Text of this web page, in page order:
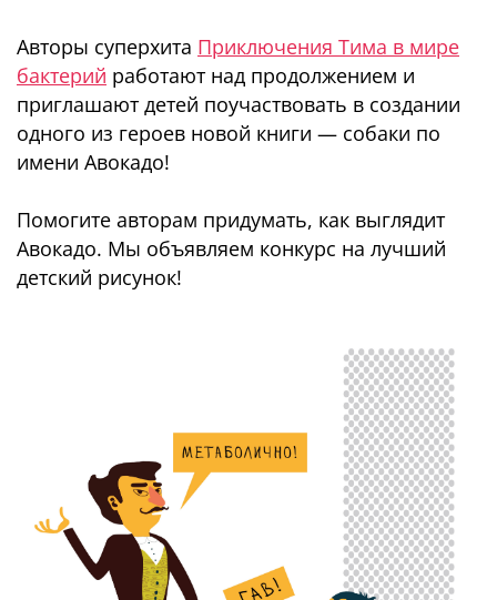
Авторы суперхита Приключения Тима в мире
бактерий работают над продолжением и
приглашают детей поучаствовать в создании
одного из героев новой книги — собаки по
имени Авокадо!
Помогите авторам придумать, как выглядит
Авокадо. Мы объявляем конкурс на лучший
детский рисунок!